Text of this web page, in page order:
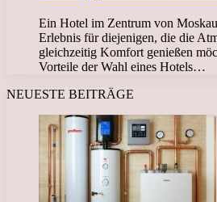
Ein Hotel im Zentrum von
Erlebnis für diejenigen, die die
gleichzeitig Komfort genießen
Vorteile der Wahl eines Hotels…
NEUESTE BEITRÄGE